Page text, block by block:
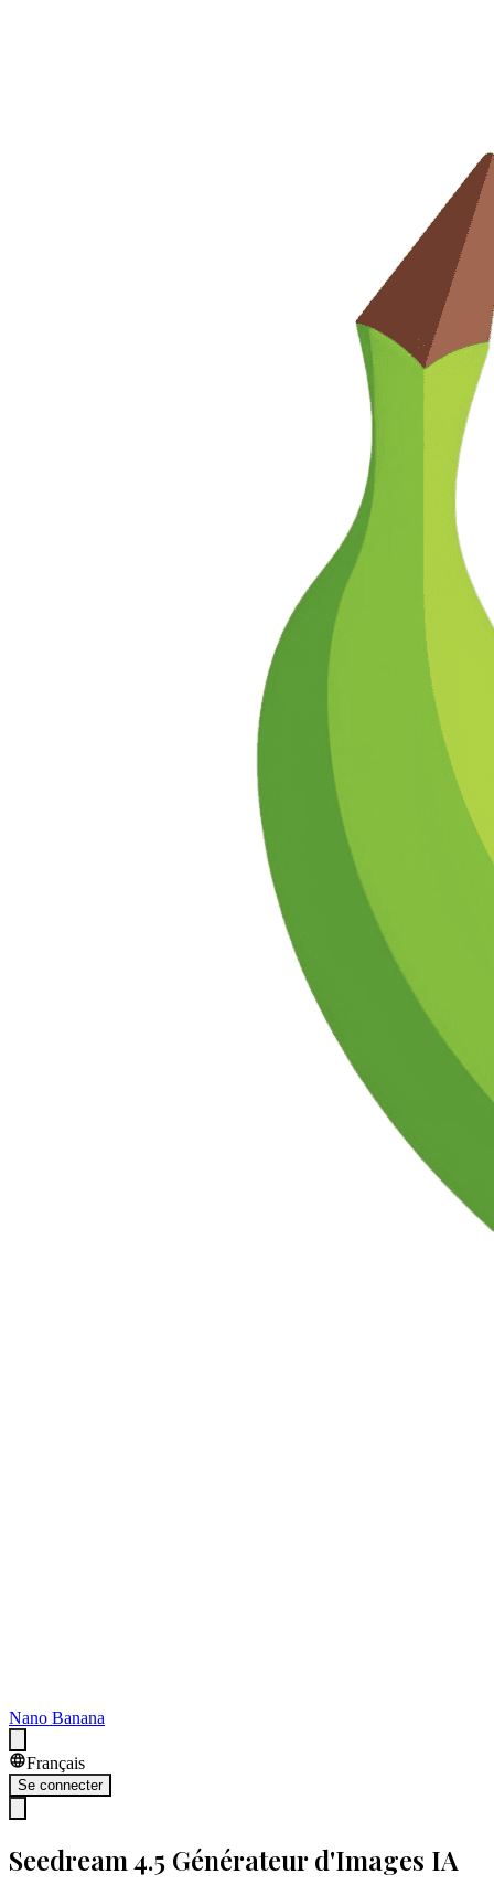
Nano Banana
Français
Se connecter
Seedream 4.5 Générateur d'Images IA